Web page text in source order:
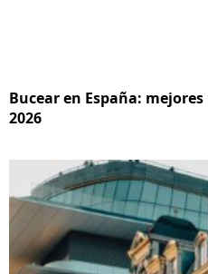
Bucear en España:
2026